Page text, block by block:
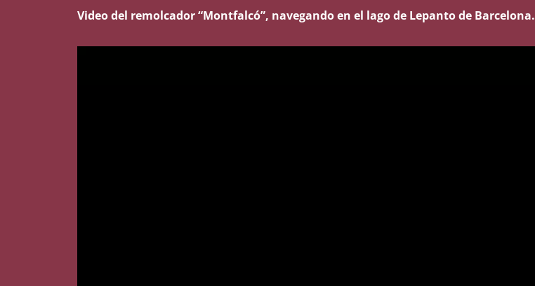
Video del remolcador “Montfalcó”, navegando en el lago de Lepanto de Barcelona.